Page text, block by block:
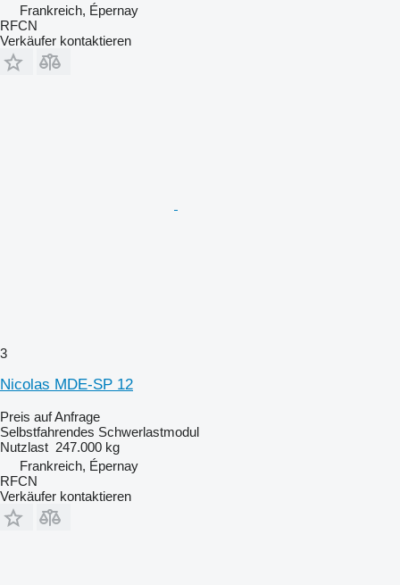
Frankreich, Épernay
RFCN
Verkäufer kontaktieren
3
Nicolas MDE-SP 12
Preis auf Anfrage
Selbstfahrendes Schwerlastmodul
Nutzlast 247.000 kg
Frankreich, Épernay
RFCN
Verkäufer kontaktieren